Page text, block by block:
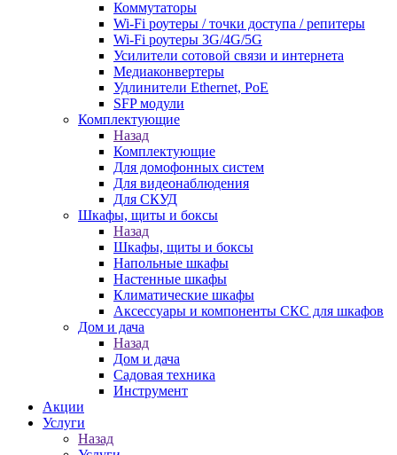
Коммутаторы
Wi-Fi роутеры / точки доступа / репитеры
Wi-Fi роутеры 3G/4G/5G
Усилители сотовой связи и интернета
Медиаконвертеры
Удлинители Ethernet, PoE
SFP модули
Комплектующие
Назад
Комплектующие
Для домофонных систем
Для видеонаблюдения
Для СКУД
Шкафы, щиты и боксы
Назад
Шкафы, щиты и боксы
Напольные шкафы
Настенные шкафы
Климатические шкафы
Аксессуары и компоненты СКС для шкафов
Дом и дача
Назад
Дом и дача
Садовая техника
Инструмент
Акции
Услуги
Назад